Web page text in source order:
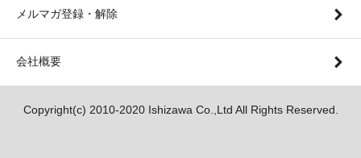
メルマガ登録・解除
会社概要
Copyright(c) 2010-2020 Ishizawa Co.,Ltd All Rights Reserved.